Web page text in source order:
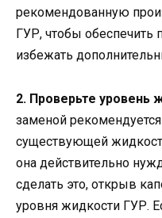
рекомендованную
ГУР, чтобы обеспечить
избежать
2. Проверьте уровень
заменой
существующей
она действительно
сделать это, открыв
уровня жидкости ГУР.